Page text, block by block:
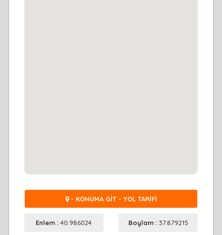
- KONUMA GİT - YOL TARİFİ
Enlem :40.986024 Boylam : 37.879215